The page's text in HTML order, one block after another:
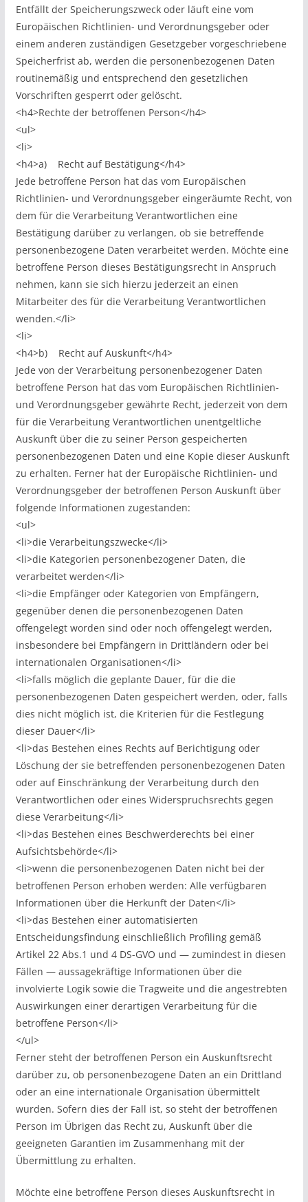
Entfällt der Speicherungszweck oder läuft eine vom
Europäischen Richtlinien- und Verordnungsgeber oder
einem anderen zuständigen Gesetzgeber vorgeschriebene
Speicherfrist ab, werden die personenbezogenen Daten
routinemäßig und entsprechend den gesetzlichen
Vorschriften gesperrt oder gelöscht.
<h4>Rechte der betroffenen Person</h4>
<ul>
<li>
<h4>a) Recht auf Bestätigung</h4>
Jede betroffene Person hat das vom Europäischen
Richtlinien- und Verordnungsgeber eingeräumte Recht, von
dem für die Verarbeitung Verantwortlichen eine
Bestätigung darüber zu verlangen, ob sie betreffende
personenbezogene Daten verarbeitet werden. Möchte eine
betroffene Person dieses Bestätigungsrecht in Anspruch
nehmen, kann sie sich hierzu jederzeit an einen
Mitarbeiter des für die Verarbeitung Verantwortlichen
wenden.</li>
<li>
<h4>b) Recht auf Auskunft</h4>
Jede von der Verarbeitung personenbezogener Daten
betroffene Person hat das vom Europäischen Richtlinien-
und Verordnungsgeber gewährte Recht, jederzeit von dem
für die Verarbeitung Verantwortlichen unentgeltliche
Auskunft über die zu seiner Person gespeicherten
personenbezogenen Daten und eine Kopie dieser Auskunft
zu erhalten. Ferner hat der Europäische Richtlinien- und
Verordnungsgeber der betroffenen Person Auskunft über
folgende Informationen zugestanden:
<ul>
<li>die Verarbeitungszwecke</li>
<li>die Kategorien personenbezogener Daten, die
verarbeitet werden</li>
<li>die Empfänger oder Kategorien von Empfängern,
gegenüber denen die personenbezogenen Daten
offengelegt worden sind oder noch offengelegt werden,
insbesondere bei Empfängern in Drittländern oder bei
internationalen Organisationen</li>
<li>falls möglich die geplante Dauer, für die die
personenbezogenen Daten gespeichert werden, oder, falls
dies nicht möglich ist, die Kriterien für die Festlegung
dieser Dauer</li>
<li>das Bestehen eines Rechts auf Berichtigung oder
Löschung der sie betreffenden personenbezogenen Daten
oder auf Einschränkung der Verarbeitung durch den
Verantwortlichen oder eines Widerspruchsrechts gegen
diese Verarbeitung</li>
<li>das Bestehen eines Beschwerderechts bei einer
Aufsichtsbehörde</li>
<li>wenn die personenbezogenen Daten nicht bei der
betroffenen Person erhoben werden: Alle verfügbaren
Informationen über die Herkunft der Daten</li>
<li>das Bestehen einer automatisierten
Entscheidungsfindung einschließlich Profiling gemäß
Artikel 22 Abs.1 und 4 DS-GVO und — zumindest in diesen
Fällen — aussagekräftige Informationen über die
involvierte Logik sowie die Tragweite und die angestrebten
Auswirkungen einer derartigen Verarbeitung für die
betroffene Person</li>
</ul>
Ferner steht der betroffenen Person ein Auskunftsrecht
darüber zu, ob personenbezogene Daten an ein Drittland
oder an eine internationale Organisation übermittelt
wurden. Sofern dies der Fall ist, so steht der betroffenen
Person im Übrigen das Recht zu, Auskunft über die
geeigneten Garantien im Zusammenhang mit der
Übermittlung zu erhalten.
Möchte eine betroffene Person dieses Auskunftsrecht in